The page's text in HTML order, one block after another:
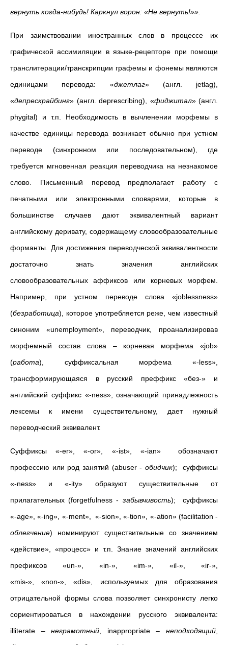
вернуть когда-нибудь! Каркнул ворон: «Не вернуть!»».
При заимствовании иностранных слов в процессе их
графической ассимиляции в языке-рецепторе при помощи
транслитерации/транскрипции графемы и фонемы являются
единицами перевода: «джетлаг» (англ. jetlag),
«депрескрайбинг» (англ. deprescribing), «фиджитал» (англ.
phygital) и т.п.
Необходимость в вычленении морфемы в
качестве единицы перевода возникает обычно при устном
переводе (синхронном или последовательном), где
требуется мгновенная реакция переводчика на незнакомое
слово. Письменный перевод предполагает работу с
печатными или электронными словарями, которые в
большинстве случаев дают эквивалентный вариант
английскому деривату, содержащему словообразовательные
форманты. Для достижения переводческой эквивалентности
достаточно знать значения английских
словообразовательных аффиксов или корневых морфем.
Например, при устном переводе слова «joblessness»
(безработица), которое употребляется реже, чем известный
синоним «unemployment», переводчик, проанализировав
морфемный состав слова – корневая морфема «job»
(работа), суффиксальная морфема «-less»,
трансформирующаяся в русский преффикс «без-» и
английский суффикс «-ness», означающий принадлежность
лексемы к имени существительному, дает нужный
переводческий эквивалент.
Суффиксы «-er», «-or», «-ist», «-ian» обозначают
профессию или род занятий (abuser- обидчик); суффиксы
«-ness» и «-ity» образуют существительные от
прилагательных (forgetfulness- забывчивость); суффиксы
«-age», «-ing», «-ment», «-sion», «-tion», «-ation» (facilitation -
облегчение) номинируют существительные со значением
«действие», «процесс» и т.п. Знание значений английских
префиксов «un-», «in-», «im-», «il-», «ir-»
«mis-», «non-», «dis», используемых для образования
отрицательной формы слова позволяет синхронисту легко
сориентироваться в нахождении русского эквивалента:
illiterate –неграмотный inappropriate –неподходящий